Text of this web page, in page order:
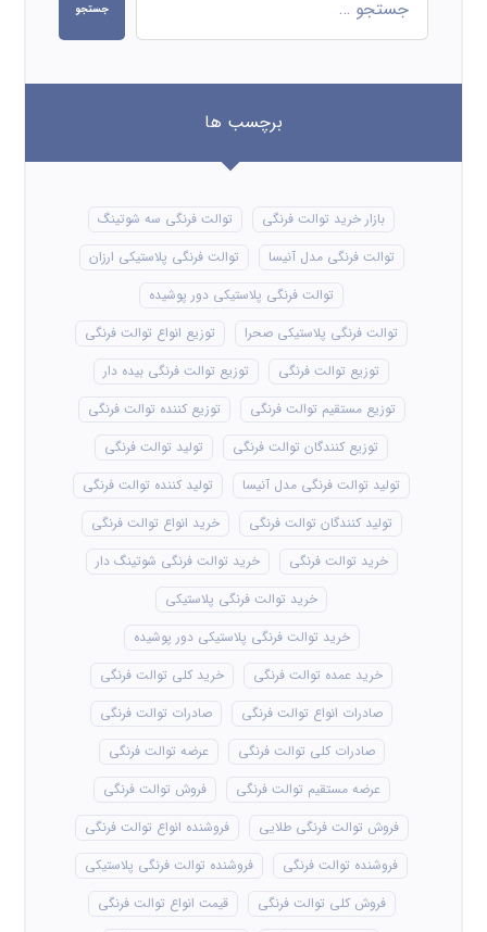
جستجو
برچسب ها
بازار خرید توالت فرنگی
توالت فرنگی سه شوتینگ
توالت فرنگی مدل آنیسا
توالت فرنگی پلاستیکی ارزان
توالت فرنگی پلاستیکی دور پوشیده
توالت فرنگی پلاستیکی صحرا
توزیع انواع توالت فرنگی
توزیع توالت فرنگی
توزیع توالت فرنگی بیده دار
توزیع مستقیم توالت فرنگی
توزیع کننده توالت فرنگی
توزیع کنندگان توالت فرنگی
تولید توالت فرنگی
تولید توالت فرنگی مدل آنیسا
تولید کننده توالت فرنگی
تولید کنندگان توالت فرنگی
خرید انواع توالت فرنگی
خرید توالت فرنگی
خرید توالت فرنگی شوتینگ دار
خرید توالت فرنگی پلاستیکی
خرید توالت فرنگی پلاستیکی دور پوشیده
خرید عمده توالت فرنگی
خرید کلی توالت فرنگی
صادرات انواع توالت فرنگی
صادرات توالت فرنگی
صادرات کلی توالت فرنگی
عرضه توالت فرنگی
عرضه مستقیم توالت فرنگی
فروش توالت فرنگی
فروش توالت فرنگی طلایی
فروشنده انواع توالت فرنگی
فروشنده توالت فرنگی
فروشنده توالت فرنگی پلاستیکی
فروش کلی توالت فرنگی
قیمت انواع توالت فرنگی